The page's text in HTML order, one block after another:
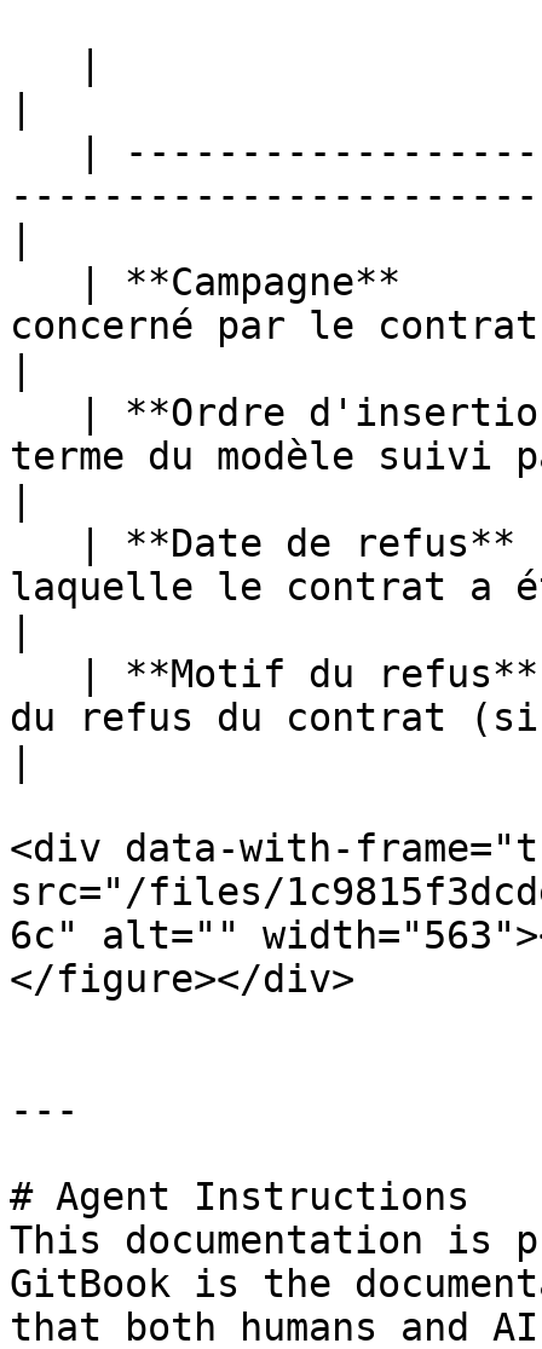
concerné par le
terme du modèle
laquelle le contrat a
du refus du contrat
<div data-with-
src="/files/
6c" alt=""
</figure></div>
---
# Agent Instructions
This documentation is
GitBook is the
that both humans and